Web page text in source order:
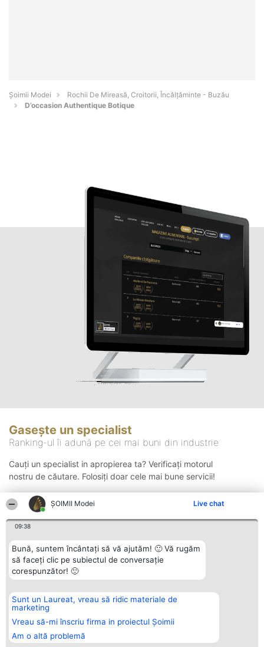
ȘOIMII Modei Live chat
09:38
Bună, suntem încântați să vă ajutăm! 🙂 Vă rugăm
să faceți clic pe subiectul de conversație
corespunzător! 🙂
Sunt un Laureat, vreau să ridic materiale de
marketing
Vreau să-mi înscriu firma in proiectul Șoimii
Am o altă problemă
Șoimii Modei
Rochii De Mireasă, Croitorii, Încălțăminte - Buzău
D’occasion Authentique Botique
Gasește un specialist
Ranking-ul îi adună pe cei mai buni din industrie
Cauți un specialist in apropierea ta? Verificați motorul
nostru de căutare. Folosiți doar cele mai bune servicii!
Organizator Ranking
BRIGHT SOLUTIONS BR SRL
Aleea Timisul De Sus 2 Bl. A30
Sc. A Et. 4 Ap. 13 Cod 061952
București
CUI 36737675
Plebiscyt
Lista Tuturor
Laureaților
Statut
Contact